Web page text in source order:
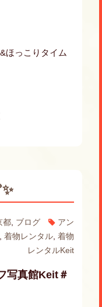
ほっこりタイム
都, ブログ
アン
,着物レンタル,着物
レンタルKeit
写真館Keit＃